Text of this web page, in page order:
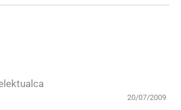
20/07/2009